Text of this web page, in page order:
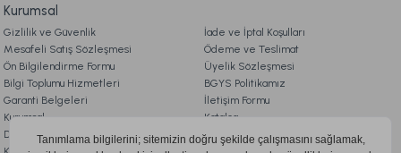
Kurumsal
Gizlilik ve Güvenlik
İade ve İptal Koşulları
Mesafeli Satış Sözleşmesi
Ödeme ve Teslimat
Ön Bilgilendirme Formu
Üyelik Sözleşmesi
Bilgi Toplumu Hizmetleri
BGYS Politikamız
Garanti Belgeleri
İletişim Formu
Kurumsal
Katalog
Doqu Blog
Çerez Politikası